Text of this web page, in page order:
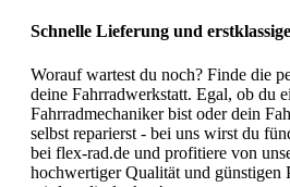
Schnelle Lieferung und
Worauf wartest du noch? Finde die
deine Fahrradwerkstatt. Egal, ob du
Fahrradmechaniker bist oder dein
selbst reparierst - bei uns wirst du
bei flex-rad.de und profitiere von
hochwertiger Qualität und günstigen